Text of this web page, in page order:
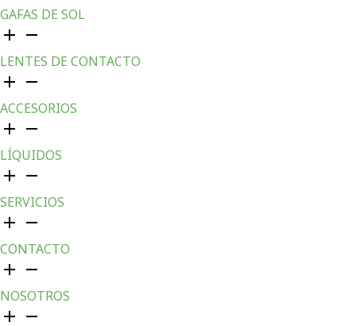
GAFAS DE SOL
LENTES DE CONTACTO
ACCESORIOS
LÍQUIDOS
SERVICIOS
CONTACTO
NOSOTROS